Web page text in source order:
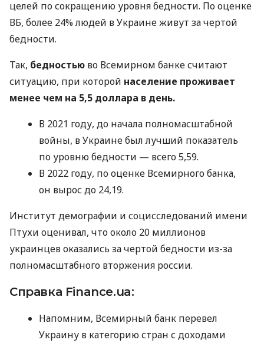
целей по сокращению уровня бедности. По оценке
ВБ, более 24% людей в Украине живут за чертой
бедности.
Так, бедностью во Всемирном банке считают
ситуацию, при которой население проживает
менее чем на 5,5 доллара в день.
В 2021 году, до начала полномасштабной
войны, в Украине был лучший показатель
по уровню бедности — всего 5,59.
В 2022 году, по оценке Всемирного банка,
он вырос до 24,19.
Институт демографии и социсследований имени
Птухи оценивал, что около 20 миллионов
украинцев оказались за чертой бедности из-за
полномасштабного вторжения россии.
Справка Finance.ua:
Напомним, Всемирный банк перевел
Украину в категорию стран с доходами